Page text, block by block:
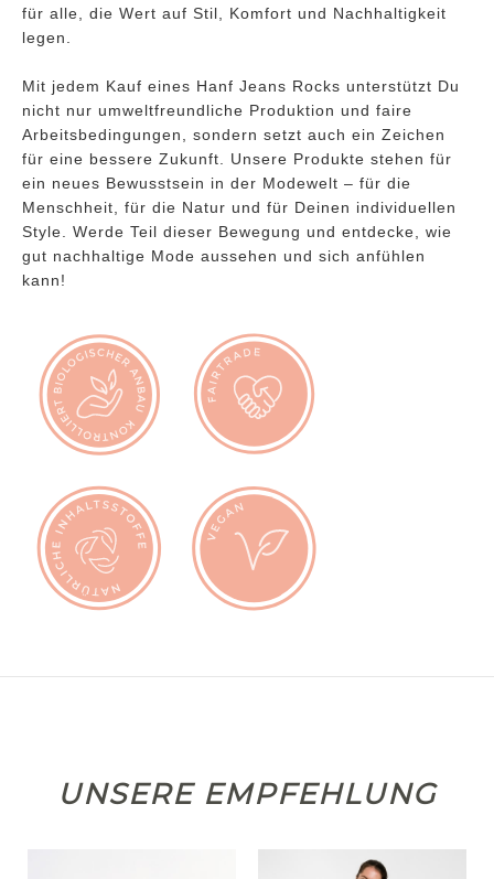
für alle, die Wert auf Stil, Komfort und Nachhaltigkeit
legen.
Mit jedem Kauf eines Hanf Jeans Rocks unterstützt Du
nicht nur umweltfreundliche Produktion und faire
Arbeitsbedingungen, sondern setzt auch ein Zeichen
für eine bessere Zukunft. Unsere Produkte stehen für
ein neues Bewusstsein in der Modewelt – für die
Menschheit, für die Natur und für Deinen individuellen
Style. Werde Teil dieser Bewegung und entdecke, wie
gut nachhaltige Mode aussehen und sich anfühlen
kann!
UNSERE EMPFEHLUNG